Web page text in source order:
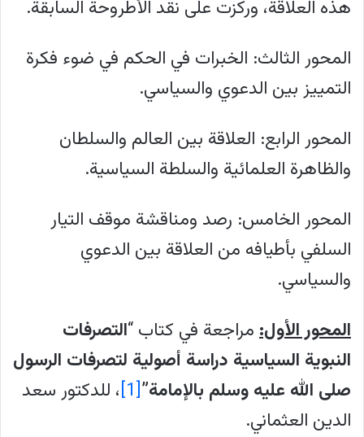
هذه العلاقة، وركزت على نقد الأطروحة السابقة.
المحور الثالث: الخبرات في الحكم في ضوء فكرة
التمييز بين الدعوي والسياسي.
المحور الرابع: العلاقة بين العالم والسلطان
والظاهرة العلمائية والسلطة السياسية.
المحور الخامس: رصد ومناقشة موقف التيار
السلفي بأطيافه من العلاقة بين الدعوي
والسياسي.
المحور الأول: مراجعة في كتاب “التصرفات
النبوية السياسية دراسة أصولية لتصرفات الرسول
صلى الله عليه وسلم بالإمامة”[1]
، للدكتور سعد
الدين العثماني.